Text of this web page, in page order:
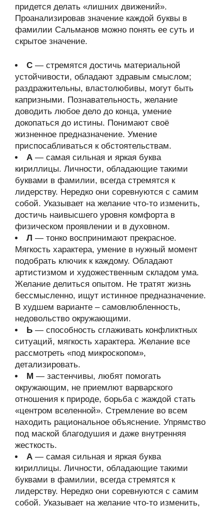
придется делать «лишних движений».
Проанализировав значение каждой буквы в
фамилии Сальманов можно понять ее суть и
скрытое значение.
С — стремятся достичь материальной
устойчивости, обладают здравым смыслом;
раздражительны, властолюбивы, могут быть
капризными. Познавательность, желание
доводить любое дело до конца, умение
докопаться до истины. Понимают своё
жизненное предназначение. Умение
приспосабливаться к обстоятельствам.
А — самая сильная и яркая буква
кириллицы. Личности, обладающие такими
буквами в фамилии, всегда стремятся к
лидерству. Нередко они соревнуются с самим
собой. Указывает на желание что-то изменить,
достичь наивысшего уровня комфорта в
физическом проявлении и в духовном.
Л — тонко воспринимают прекрасное.
Мягкость характера, умение в нужный момент
подобрать ключик к каждому. Обладают
артистизмом и художественным складом ума.
Желание делиться опытом. Не тратят жизнь
бессмысленно, ищут истинное предназначение.
В худшем варианте – самовлюбленность,
недовольство окружающими.
Ь — способность сглаживать конфликтных
ситуаций, мягкость характера. Желание все
рассмотреть «под микроскопом»,
детализировать.
М — застенчивы, любят помогать
окружающим, не приемлют варварского
отношения к природе, борьба с жаждой стать
«центром вселенной». Стремление во всем
находить рациональное объяснение. Упрямство
под маской благодушия и даже внутренняя
жесткость.
А — самая сильная и яркая буква
кириллицы. Личности, обладающие такими
буквами в фамилии, всегда стремятся к
лидерству. Нередко они соревнуются с самим
собой. Указывает на желание что-то изменить,